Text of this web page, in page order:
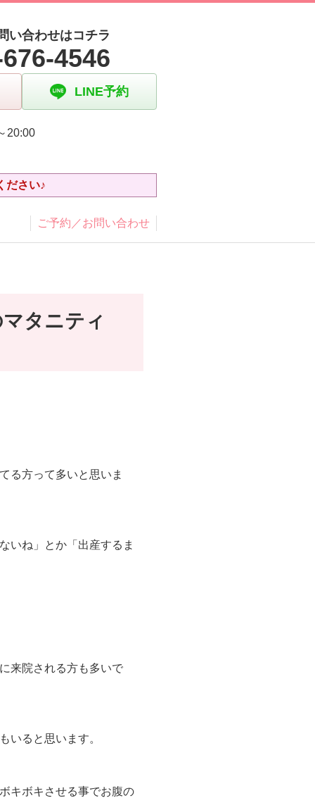
い合わせはコチラ
4546
LINE予約
20:00
ださい♪
ご予約／お問い合わせ
タニティ
る方って多いと思いま
いね」とか「出産するま
来院される方も多いで
いると思います。
キボキさせる事でお腹の